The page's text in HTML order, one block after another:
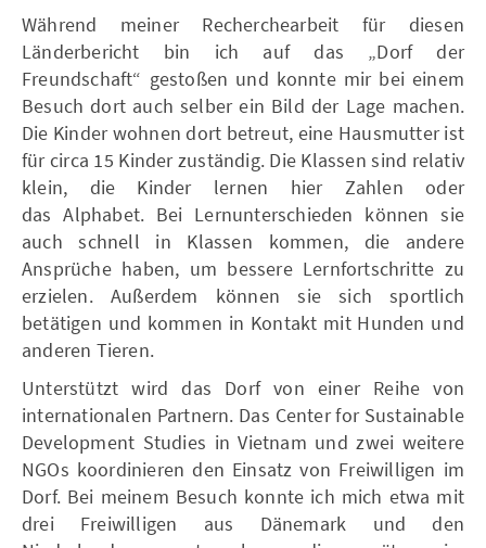
Während meiner Recherchearbeit für diesen
Länderbericht bin ich auf das „Dorf der
Freundschaft“ gestoßen und konnte mir bei einem
Besuch dort auch selber ein Bild der Lage machen.
Die Kinder wohnen dort betreut, eine Hausmutter ist
für circa 15 Kinder zuständig. Die Klassen sind relativ
klein, die Kinder lernen hier Zahlen oder
das Alphabet. Bei Lernunterschieden können sie
auch schnell in Klassen kommen, die andere
Ansprüche haben, um bessere Lernfortschritte zu
erzielen. Außerdem können sie sich sportlich
betätigen und kommen in Kontakt mit Hunden und
anderen Tieren.
Unterstützt wird das Dorf von einer Reihe von
internationalen Partnern. Das Center for Sustainable
Development Studies in Vietnam und zwei weitere
NGOs koordinieren den Einsatz von Freiwilligen im
Dorf. Bei meinem Besuch konnte ich mich etwa mit
drei Freiwilligen aus Dänemark und den